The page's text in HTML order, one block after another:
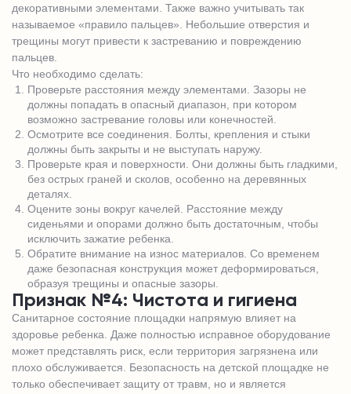
декоративными элементами. Также важно учитывать так
называемое «правило пальцев». Небольшие отверстия и
трещины могут привести к застреванию и повреждению
пальцев.
Что необходимо сделать:
Проверьте расстояния между элементами. Зазоры не
должны попадать в опасный диапазон, при котором
возможно застревание головы или конечностей.
Осмотрите все соединения. Болты, крепления и стыки
должны быть закрыты и не выступать наружу.
Проверьте края и поверхности. Они должны быть гладкими,
без острых граней и сколов, особенно на деревянных
деталях.
Оцените зоны вокруг качелей. Расстояние между
сиденьями и опорами должно быть достаточным, чтобы
исключить зажатие ребенка.
Обратите внимание на износ материалов. Со временем
даже безопасная конструкция может деформироваться,
образуя трещины и опасные зазоры.
Признак №4: Чистота и гигиена
Санитарное состояние площадки напрямую влияет на
здоровье ребенка. Даже полностью исправное оборудование
может представлять риск, если территория загрязнена или
плохо обслуживается. Безопасность на детской площадке не
только обеспечивает защиту от травм, но и является